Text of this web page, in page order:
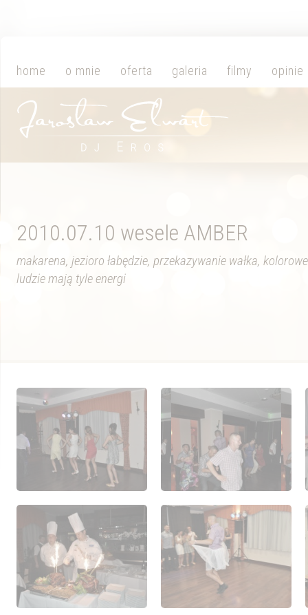
home o mnie oferta galeria filmy opinie
2010.07.10 wesele AMBER
makarena, jezioro łabędzie, przekazywanie wałka,
ludzie mają tyle energi